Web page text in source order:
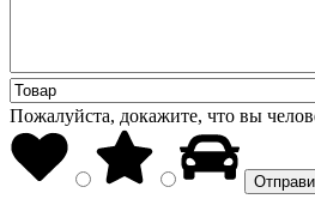
Пожалуйста, докажите, что вы